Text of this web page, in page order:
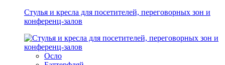
Стулья и кресла для посетителей, переговорных зон и
конференц-залов
Осло